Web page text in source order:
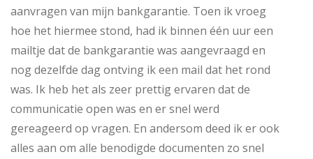
aanvragen van mijn bankgarantie. Toen ik vroeg
hoe het hiermee stond, had ik binnen één uur een
mailtje dat de bankgarantie was aangevraagd en
nog dezelfde dag ontving ik een mail dat het rond
was. Ik heb het als zeer prettig ervaren dat de
communicatie open was en er snel werd
gereageerd op vragen. En andersom deed ik er ook
alles aan om alle benodigde documenten zo snel